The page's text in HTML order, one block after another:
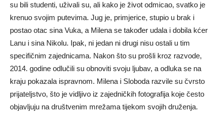
su bili studenti, uživali su, ali kako je život odmicao, svatko je
krenuo svojim putevima. Jug je, primjerice, stupio u brak i
postao otac sina Vuka, a Milena se također udala i dobila kćer
Lanu i sina Nikolu. Ipak, ni jedan ni drugi nisu ostali u tim
specifičnim zajednicama. Nakon što su prošli kroz razvode,
2014. godine odlučili su obnoviti svoju ljubav, a odluka se na
kraju pokazala ispravnom. Milena i Sloboda razvile su čvrsto
prijateljstvo, što je vidljivo iz zajedničkih fotografija koje često
objavljuju na društvenim mrežama tijekom svojih druženja.